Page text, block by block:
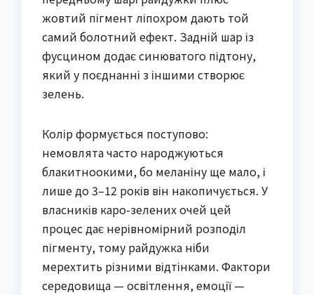
жовтий пігмент ліпохром дають той
самий болотний ефект. Задній шар із
фусцином додає синюватого підтону,
який у поєднанні з іншими створює
зелень.
Колір формується поступово:
немовлята часто народжуються
блакитноокими, бо меланіну ще мало, і
лише до 3–12 років він накопичується. У
власників каро-зелених очей цей
процес дає нерівномірний розподіл
пігменту, тому райдужка ніби
мерехтить різними відтінками. Фактори
середовища — освітлення, емоції —